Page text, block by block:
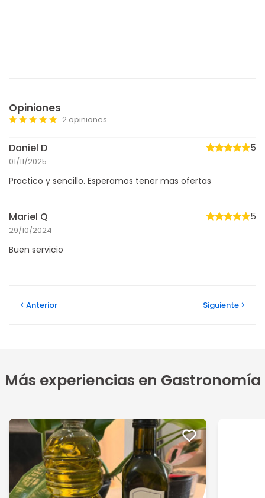
Opiniones
2 opiniones
Daniel D
01/11/2025
5
Practico y sencillo. Esperamos tener mas ofertas
Mariel Q
29/10/2024
5
Buen servicio
Anterior Siguiente
Más experiencias en Gastronomía